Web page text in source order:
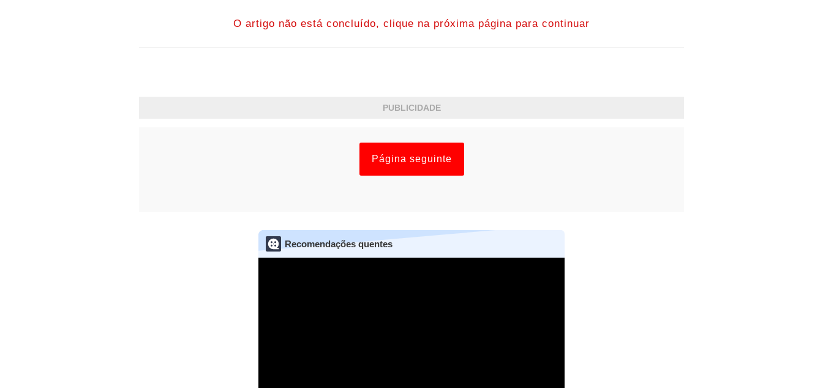
O artigo não está concluído, clique na próxima página para continuar
PUBLICIDADE
Página seguinte
Recomendações quentes